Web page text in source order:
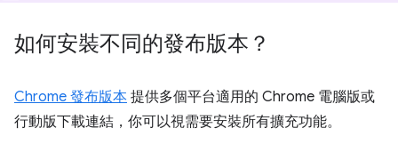
如何安裝不同的發布版本？
Chrome 發布版本 提供多個平台適用的 Chrome 電腦版或
行動版下載連結，你可以視需要安裝所有擴充功能。